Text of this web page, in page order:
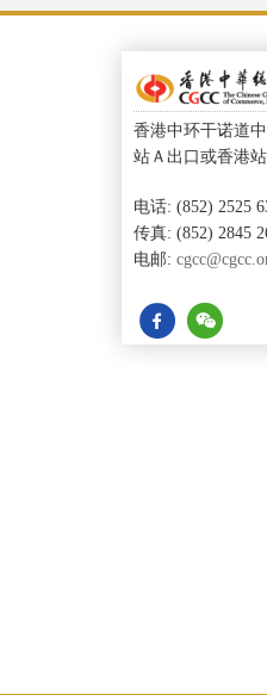
香港中环干诺道
站Ａ出口或香港站
电话: (852) 2525
传真: (852) 2845
电邮: